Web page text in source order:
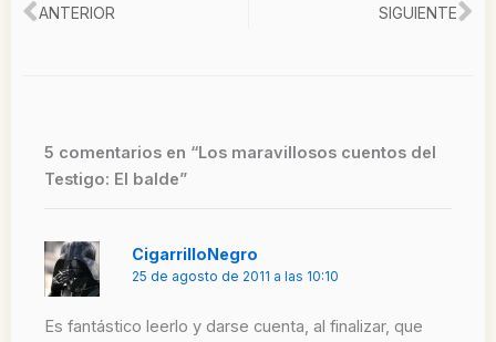
Ant
ANTERIOR SIGUIENTE
5 comentarios en “Los maravillosos cuentos del
Testigo: El balde”
CigarrilloNegro
25 de agosto de 2011 a las 10:10
Es fantástico leerlo y darse cuenta, al finalizar, que